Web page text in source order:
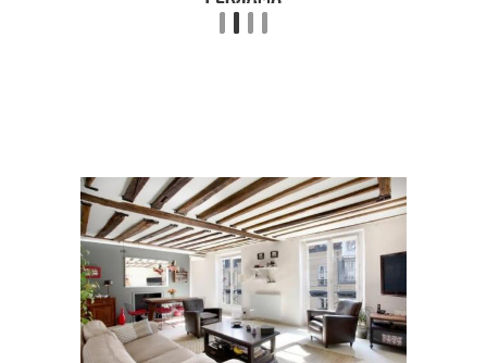
Декоративный потолок Балки из дерева